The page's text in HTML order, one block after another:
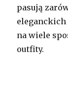
pasują
eleganckich
na wiele
outfity.